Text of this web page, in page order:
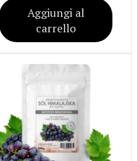
Aggiungi al
carrello